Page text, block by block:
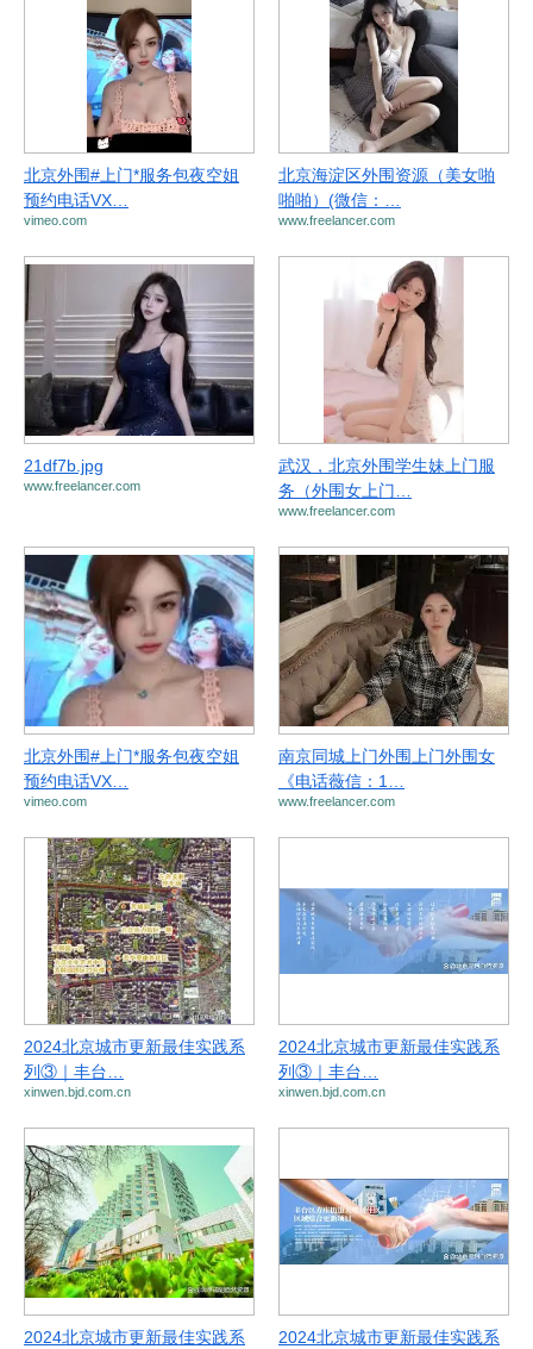
北京外围#上门*服务包夜空姐
预约电话VX…
vimeo.com
北京海淀区外围资源（美女啪
啪啪）(微信：…
www.freelancer.com
21df7b.jpg
www.freelancer.com
武汉，北京外围学生妹上门服
务（外围女上门…
www.freelancer.com
北京外围#上门*服务包夜空姐
预约电话VX…
vimeo.com
南京同城上门外围上门外围女
《电话薇信：1…
www.freelancer.com
2024北京城市更新最佳实践系
列③｜丰台…
xinwen.bjd.com.cn
2024北京城市更新最佳实践系
列③｜丰台…
xinwen.bjd.com.cn
2024北京城市更新最佳实践系
2024北京城市更新最佳实践系